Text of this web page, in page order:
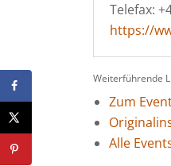
Telefax:
https://
Weiterführende
Zum
Alle